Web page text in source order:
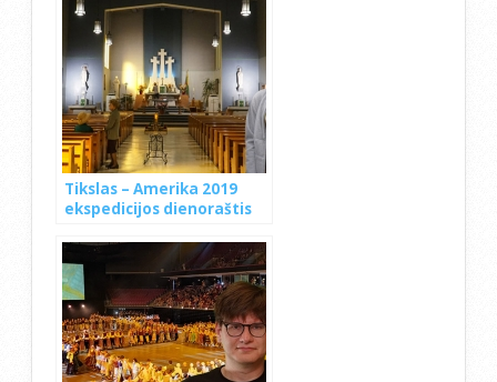
Tikslas – Amerika 2019
ekspedicijos dienoraštis